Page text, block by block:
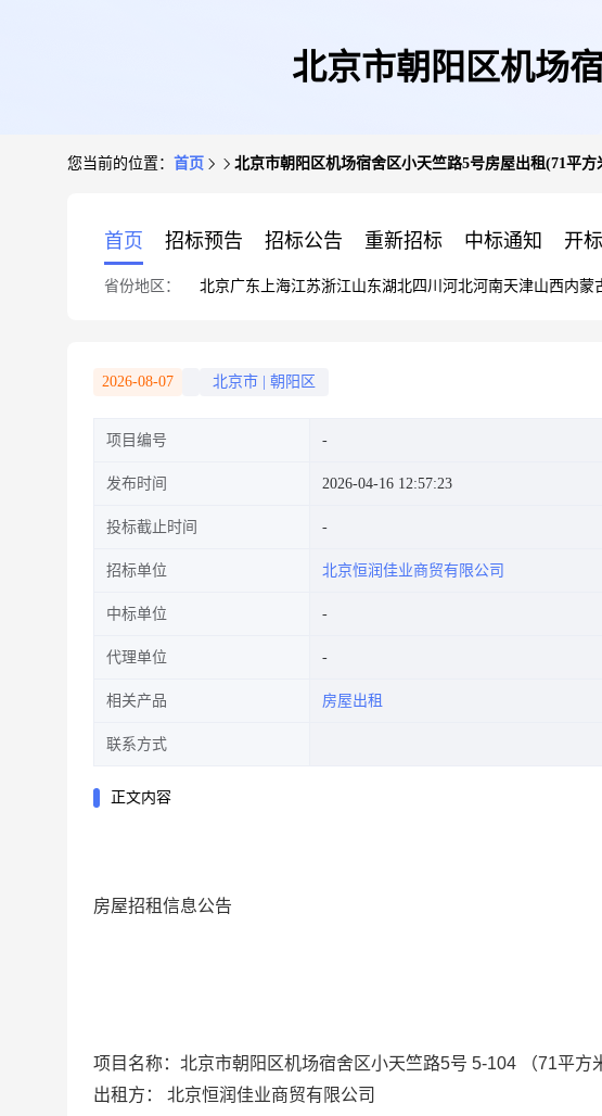
北京市朝阳区机场
您当前的位置： 首页 北京市朝阳区机场宿舍区小天竺路5号房屋出租(71平方
首页 招标预告 招标公告 重新招标 中标通知 开
省份地区： 北京广东 上海江苏浙江山东湖北四川 河北河南天津山西内蒙
2026-08-07 北京市 朝阳区
项目编号
发布时间 2026-04-16 12:57:23
投标截止时间
招标单位 北京恒润佳业商贸有限公司
中标单位
代理单位
相关产品 房屋出租
联系方式
正文内容
房屋招租信息公告
项目 名称： 北京市朝阳区机场宿舍区小天竺路5号 5-104 （71平方
出租方：
北京恒润佳业商贸有限公司